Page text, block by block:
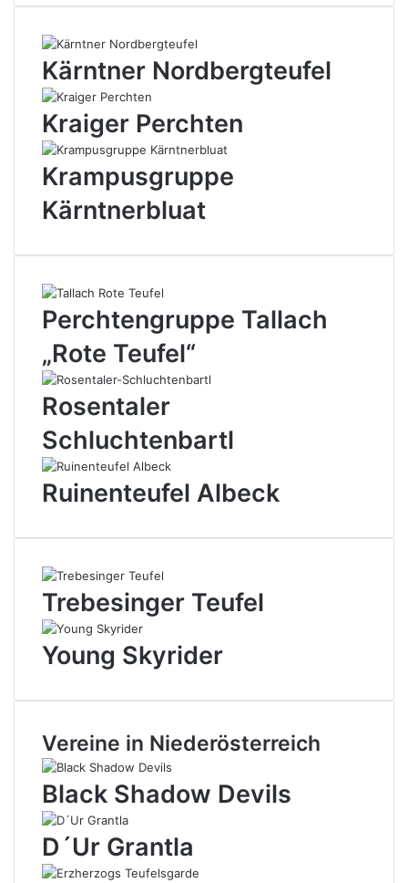
Kärntner Nordbergteufel
Kraiger Perchten
Krampusgruppe
Kärntnerbluat
Perchtengruppe Tallach
„Rote Teufel“
Rosentaler
Schluchtenbartl
Ruinenteufel Albeck
Trebesinger Teufel
Young Skyrider
Vereine in Niederösterreich
Black Shadow Devils
D´Ur Grantla